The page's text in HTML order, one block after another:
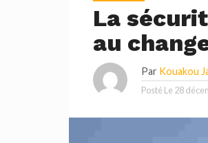
La
au
Par Kouakou
Posté Le 28